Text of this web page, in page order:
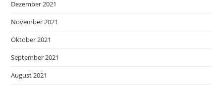
Dezember 2021
November 2021
Oktober 2021
September 2021
August 2021